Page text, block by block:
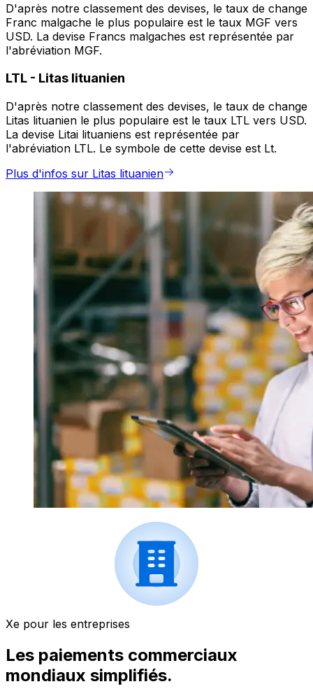
D'après notre classement des devises, le taux de change
Franc malgache le plus populaire est le taux MGF vers
USD. La devise Francs malgaches est représentée par
l'abréviation MGF.
LTL - Litas lituanien
D'après notre classement des devises, le taux de change
Litas lituanien le plus populaire est le taux LTL vers USD.
La devise Litai lituaniens est représentée par
l'abréviation LTL. Le symbole de cette devise est Lt.
Plus d'infos sur Litas lituanien
Xe pour les entreprises
Les paiements commerciaux
mondiaux simplifiés.